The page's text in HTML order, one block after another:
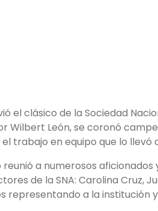
el clásico de la Sociedad
Wilbert León, se coronó
trabajo en equipo que lo llevó
reunió a numerosos
de la SNA: Carolina Cruz,
representando a la institución